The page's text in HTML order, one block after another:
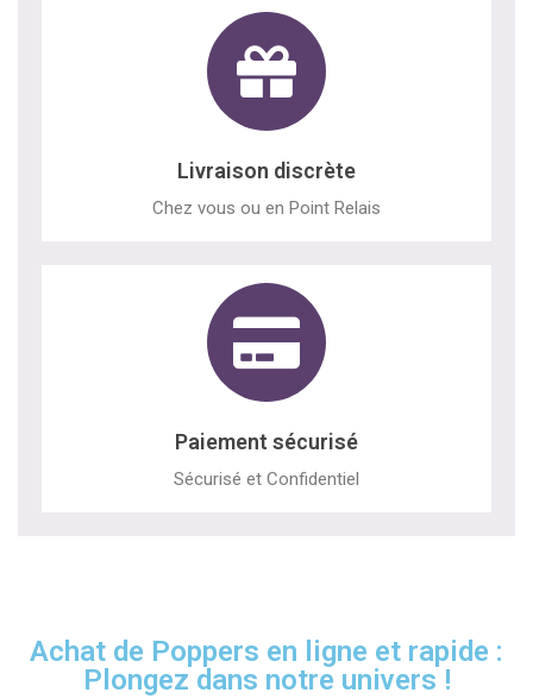
Livraison discrète
Chez vous ou en Point Relais
Paiement sécurisé
Sécurisé et Confidentiel
Achat de Poppers en ligne et rapide :
Plongez dans notre univers !